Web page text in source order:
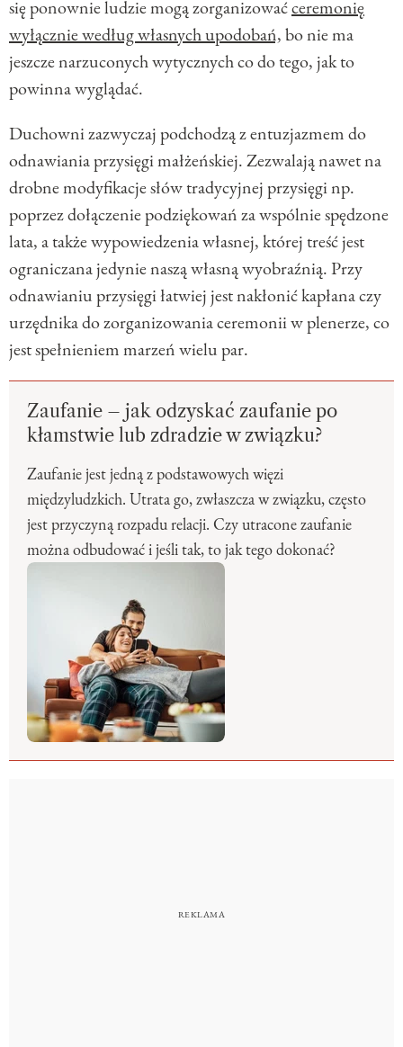
się ponownie ludzie mogą zorganizowaćceremonię
wyłącznie według własnych upodobań,bo nie ma
jeszcze narzuconych wytycznych co do tego, jak to
powinna wyglądać.
Duchowni zazwyczaj podchodzą z entuzjazmem do
odnawiania przysięgi małżeńskiej. Zezwalają nawet na
drobne modyfikacje słów tradycyjnej przysięgi np.
poprzez dołączenie podziękowań za wspólnie spędzone
lata, a także wypowiedzenia własnej, której treść jest
ograniczana jedynie naszą własną wyobraźnią. Przy
odnawianiu przysięgi łatwiej jest nakłonić kapłana czy
urzędnika do zorganizowania ceremonii w plenerze, co
jest spełnieniem marzeń wielu par.
Zaufanie – jak odzyskać zaufanie po
kłamstwie lub zdradzie w związku?
Zaufanie jest jedną z podstawowych więzi
międzyludzkich. Utrata go, zwłaszcza w związku, często
jest przyczyną rozpadu relacji. Czy utracone zaufanie
można odbudować i jeśli tak, to jak tego dokonać?